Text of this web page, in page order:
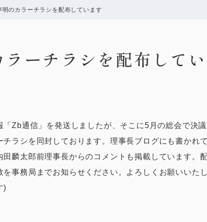
明のカラーチラシを配布しています
ーチラシを配布して
Zb通信」を発送しましたが、そこに5月の総会で決議
チラシを同封しております。理事長ブログにも書かれ
麟太郎前理事長からのコメントも掲載しています。
事務局までお知らせください。よろしくお願いいた
)